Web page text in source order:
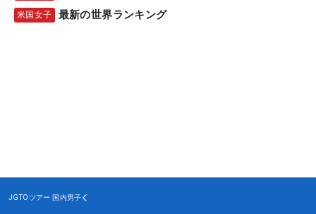
米国女子 最新の世界ランキング
JGTOツアー 国内男子